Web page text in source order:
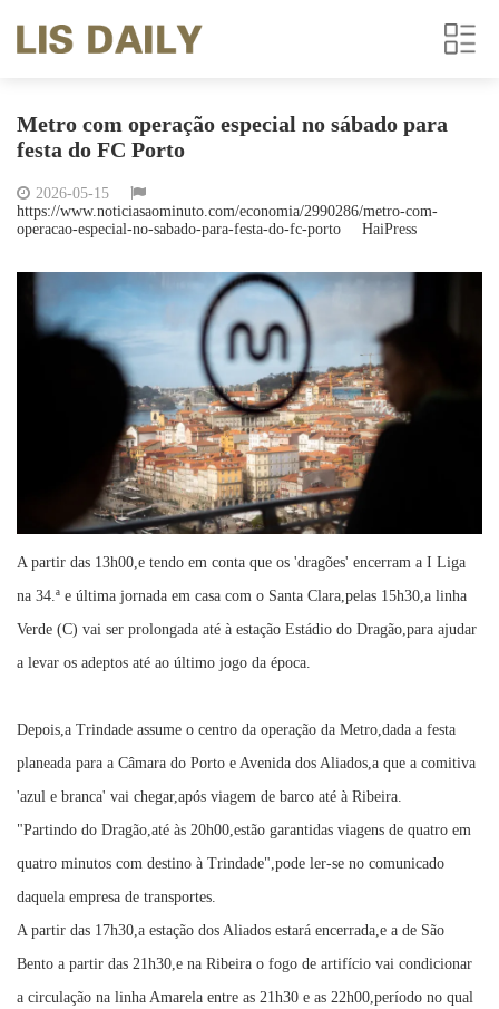
Metro com operação especial no sábado para
festa do FC Porto
2026-05-15
https://www.noticiasaominuto.com/economia/2990286/metro-com-
operacao-especial-no-sabado-para-festa-do-fc-porto
HaiPress
A partir das 13h00,e tendo em conta que os 'dragões' encerram a I Liga
na 34.ª e última jornada em casa com o Santa Clara,pelas 15h30,a linha
Verde (C) vai ser prolongada até à estação Estádio do Dragão,para ajudar
a levar os adeptos até ao último jogo da época.
Depois,a Trindade assume o centro da operação da Metro,dada a festa
planeada para a Câmara do Porto e Avenida dos Aliados,a que a comitiva
'azul e branca' vai chegar,após viagem de barco até à Ribeira.
"Partindo do Dragão,até às 20h00,estão garantidas viagens de quatro em
quatro minutos com destino à Trindade",pode ler-se no comunicado
daquela empresa de transportes.
A partir das 17h30,a estação dos Aliados estará encerrada,e a de São
Bento a partir das 21h30,e na Ribeira o fogo de artifício vai condicionar
a circulação na linha Amarela entre as 21h30 e as 22h00,período no qual